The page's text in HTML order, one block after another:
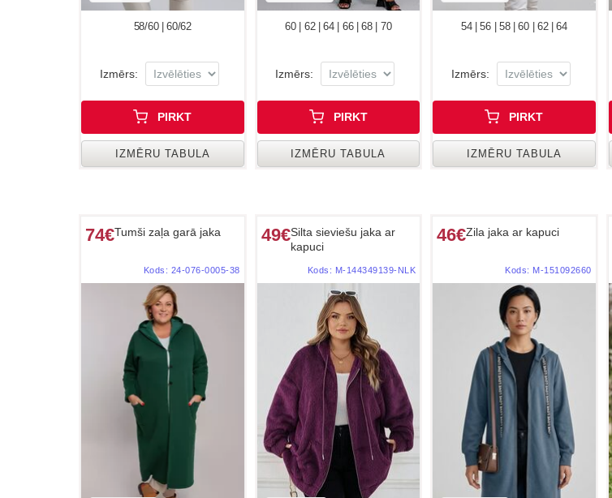
58/60 | 60/62
Izmērs:
PIRKT
IZMĒRU TABULA
60 | 62 | 64 | 66 | 68 | 70
Izmērs:
PIRKT
IZMĒRU TABULA
54 | 56 | 58 | 60 | 62 | 64
Izmērs:
PIRKT
IZMĒRU TABULA
74€Tumši zaļa garā jaka
Kods: 24-076-0005-38
49€Silta sieviešu jaka ar
kapuci
Kods: M-144349139-NLK
46€Zila jaka ar kapuci
Kods: M-151092660